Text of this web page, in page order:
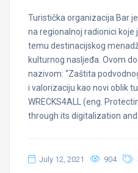
Turistička organizacija Bar
na regionalnoj radionici koje
temu destinacijskog
kulturnog nasljeđa. Ovom
nazivom: “Zaštita
i valorizaciju kao novi oblik
WRECKS4ALL (eng.
through its digitalization
July 12, 2021 904